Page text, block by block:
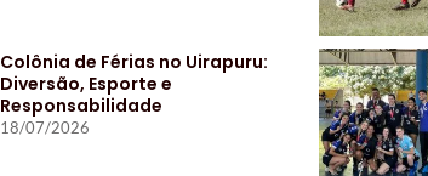
Colônia de Férias no Uirapuru:
Diversão, Esporte e
Responsabilidade
18/07/2026